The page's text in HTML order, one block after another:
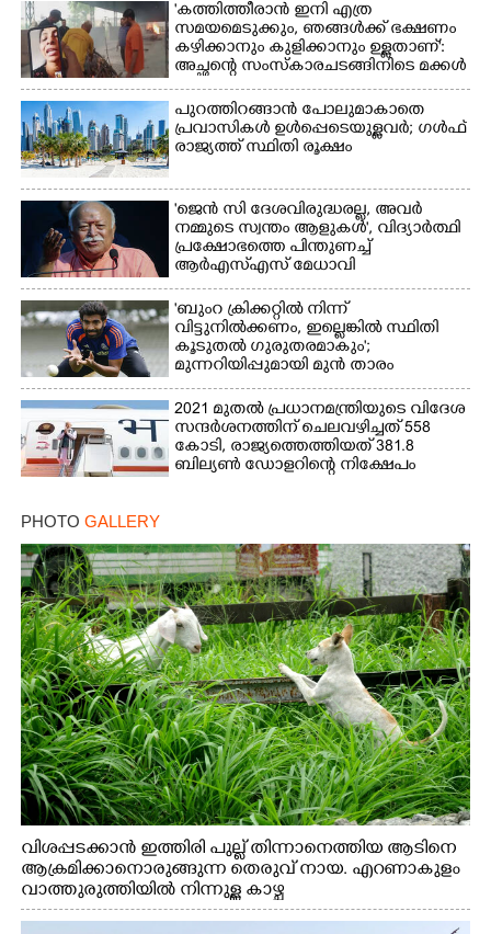
'കത്തിത്തീരാൻ ഇനി എത്ര
സമയമെടുക്കും, ഞങ്ങൾക്ക് ഭക്ഷണം
കഴിക്കാനും കുളിക്കാനും ഉള്ളതാണ്':
അച്ഛന്റെ സംസ്കാരചടങ്ങിനിടെ മക്കൾ
പുറത്തിറങ്ങാൻ പോലുമാകാതെ
പ്രവാസികൾ ഉൾപ്പെടെയുള്ളവർ; ഗൾഫ്
രാജ്യത്ത് സ്ഥിതി രൂക്ഷം
'ജെൻ സി ദേശവിരുദ്ധരല്ല, അവർ
നമ്മുടെ സ്വന്തം ആളുകൾ', വിദ്യാർത്ഥി
പ്രക്ഷോഭത്തെ പിന്തുണച്ച്
ആർഎസ്‌എസ് മേധാവി
'ബുംറ ക്രിക്കറ്റിൽ നിന്ന്
വിട്ടുനിൽക്കണം, ഇല്ലെങ്കിൽ സ്ഥിതി
കൂടുതൽ ഗുരുതരമാകും';
മുന്നറിയിപ്പുമായി മുൻ താരം
2021 മുതൽ പ്രധാനമന്ത്രിയുടെ വിദേശ
സന്ദർശനത്തിന് ചെലവഴിച്ചത് 558
കോടി, രാജ്യത്തെത്തിയത് 381.8
ബില്യൺ ഡോളറിന്റെ നിക്ഷേപം
PHOTO GALLERY
വിശപ്പടക്കാൻ ഇത്തിരി പുല്ല് തിന്നാനെത്തിയ ആടിനെ
ആക്രമിക്കാനൊരുങ്ങുന്ന തെരുവ് നായ. എറണാകുളം
വാത്തുരുത്തിയിൽ നിന്നുള്ള കാഴ്ച